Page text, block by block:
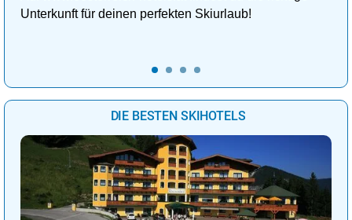
Unterkunft für deinen perfekten Skiurlaub!
DIE BESTEN SKIHOTELS